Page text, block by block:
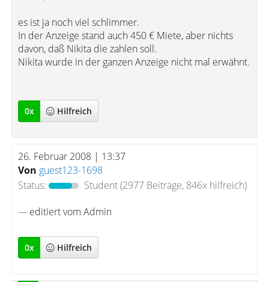
es ist ja noch viel schlimmer.
In der Anzeige stand auch 450 € Miete, aber nichts
davon, daß Nikita die zahlen soll.
Nikita wurde in der ganzen Anzeige nicht mal erwähnt.
0x Hilfreich
26. Februar 2008 | 13:37
Von guest123-1698
Status:
Student(2977 Beiträge, 846x hilfreich)
--- editiert vom Admin
0x Hilfreich